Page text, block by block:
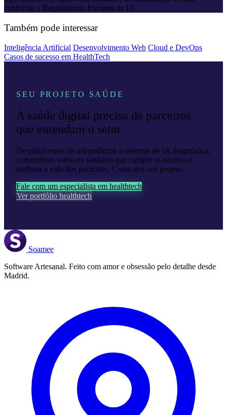
conforme o Regulamento Europeu de IA.
Também pode interessar
Inteligência Artificial Desenvolvimento Web Cloud e DevOps
Casos de sucesso em HealthTech
SEU PROJETO SAÚDE
A saúde digital precisa de parceiros
que entendam o setor
De plataformas de telemedicina a sistemas de IA diagnóstica,
construímos software sanitário que cumpre as normas e
melhora a vida dos pacientes. Conte-nos seu projeto.
Fale com um especialista em healthtech
Ver portfólio healthtech
Soamee
Software Artesanal. Feito com amor e obsessão pelo detalhe desde
Madrid.